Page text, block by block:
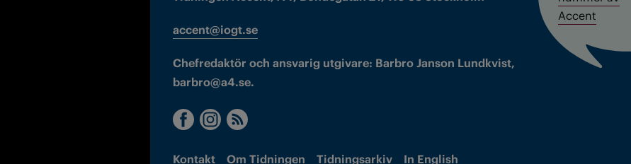
accent@iogt.se
Chefredaktör och ansvarig utgivare: Barbro Janson Lundkvist,
barbro@a4.se.
Kontakt Om Tidningen Tidningsarkiv In English
Accent